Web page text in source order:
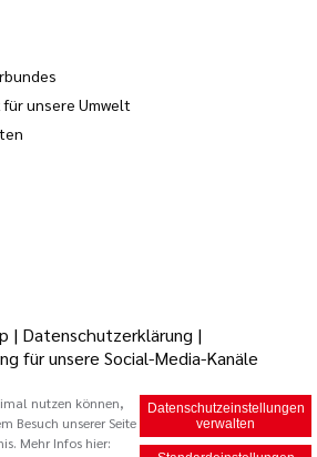
unsere Umwelt
Saarbrücken mbH (cts)
| Datenschutzerklärung |
für unsere Social-Media-Kanäle
Datenschutzeinstellungen
verwalten
nutzen können,
Besuch unserer Seite
Mehr Infos hier: